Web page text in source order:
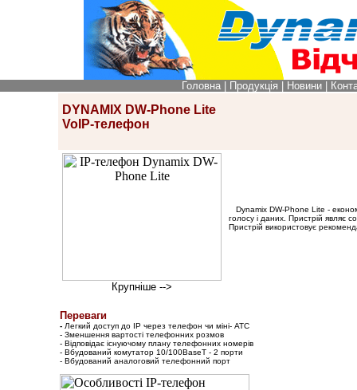
Головна Продукція Новини
DYNAMIX DW-Phone Lite
VoIP-телефон
Крупніше -->
Dynamix DW-Phone Lite -
голосу і даних. Пристрій
Пристрій використовує
Переваги
- Легкий доступ до ІP через телефон чи міні- АТС
- Зменшення вартості телефонних розмов
- Відповідає існуючому плану телефонних номерів
- Вбудований комутатор 10/100BaseT - 2 порти
- Вбудований аналоговий телефонний порт